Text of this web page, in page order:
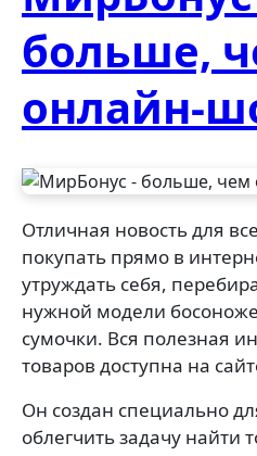
больше,
онлайн-
Отличная новость для всех, кто предпочитает
покупать прямо в
утруждать себя,
нужной модели
сумочки. Вся полезная
товаров доступна на
Он создан специально
облегчить задачу найти